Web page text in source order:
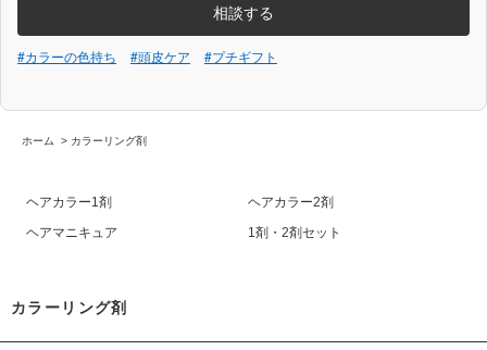
相談する
#カラーの色持ち #頭皮ケア #プチギフト
ホーム > カラーリング剤
ヘアカラー1剤
ヘアカラー2剤
ヘアマニキュア
1剤・2剤セット
カラーリング剤